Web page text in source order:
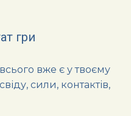
гри
вже є у твоєму
сили, контактів,